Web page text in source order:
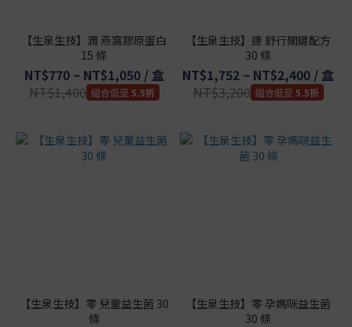
【生泉生技】潤 燕窩膠原蛋白
15 條
NT$770 ~ NT$1,050 / 盒
NT$1,400
5.5折
【生泉生技】捷 舒行關鍵配方
30 條
NT$1,752 ~ NT$2,400 / 盒
NT$3,200
5.5折
【生泉生技】零 兒童益生菌 30
條
【生泉生技】零 孕媽咪益生菌
30 條